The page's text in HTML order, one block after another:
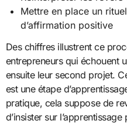
Mettre en place un
d’affirmation positive
Des chiffres illustrent ce
entrepreneurs qui échouent
ensuite leur second projet.
est une étape
pratique, cela suppose de
d’insister sur